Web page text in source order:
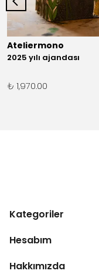
Ateliermono
2025 yılı ajandası
₺ 1,970.00
Kategoriler
Hesabım
Hakkımızda